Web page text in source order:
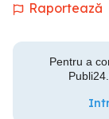
Raportează
Pentru a